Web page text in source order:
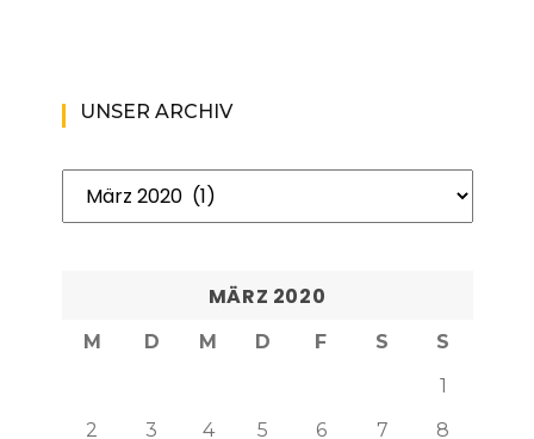
UNSER ARCHIV
Unser
Archiv
MÄRZ 2020
M D M D F S
S
1
2
3 4 5 6 7
8